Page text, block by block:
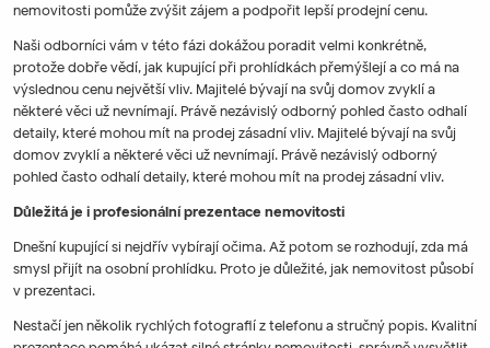
nemovitosti pomůže zvýšit zájem a podpořit lepší prodejní cenu.
Naši odborníci vám v této fázi dokážou poradit velmi konkrétně,
protože dobře vědí, jak kupující při prohlídkách přemýšlejí a co má na
výslednou cenu největší vliv. Majitelé bývají na svůj domov zvyklí a
některé věci už nevnímají. Právě nezávislý odborný pohled často odhalí
detaily, které mohou mít na prodej zásadní vliv. Majitelé bývají na svůj
domov zvyklí a některé věci už nevnímají. Právě nezávislý odborný
pohled často odhalí detaily, které mohou mít na prodej zásadní vliv.
Důležitá je i profesionální prezentace nemovitosti
Dnešní kupující si nejdřív vybírají očima. Až potom se rozhodují, zda má
smysl přijít na osobní prohlídku. Proto je důležité, jak nemovitost působí
v prezentaci.
Nestačí jen několik rychlých fotografií z telefonu a stručný popis. Kvalitní